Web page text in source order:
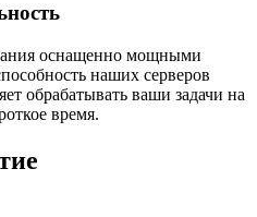
оснащенно мощными
наших серверов
обрабатывать ваши задачи на
время.